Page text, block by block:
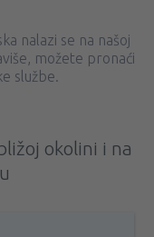
nalazi se na našoj
možete pronaći
službe.
okolini i na